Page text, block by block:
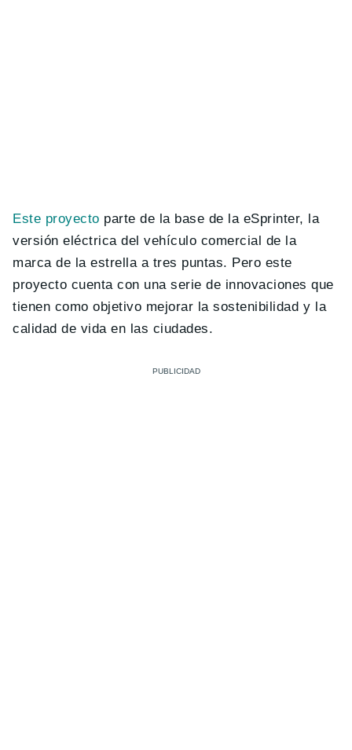
Este proyecto parte de la base de la eSprinter, la
versión eléctrica del vehículo comercial de la
marca de la estrella a tres puntas. Pero este
proyecto cuenta con una serie de innovaciones que
tienen como objetivo mejorar la sostenibilidad y la
calidad de vida en las ciudades.